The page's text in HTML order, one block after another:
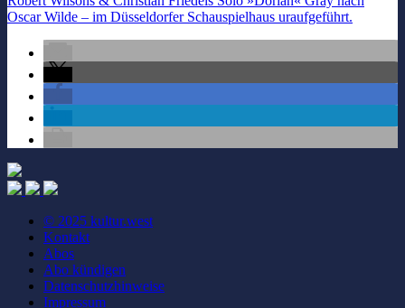
Oscar Wilde – im Düsseldorfer Schauspielhaus uraufgeführt.
© 2025 kultur.west
Kontakt
Abos
Abo kündigen
Datenschutzhinweise
Impressum